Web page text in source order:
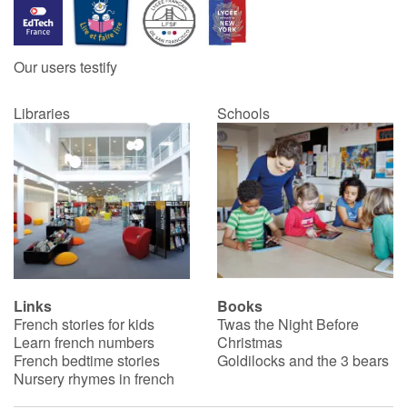
Our users testify
Libraries Schools
Links
French stories for kids
Learn french numbers
French bedtime stories
Nursery rhymes in french
Books
Twas the Night Before
Christmas
Goldilocks and the 3 bears